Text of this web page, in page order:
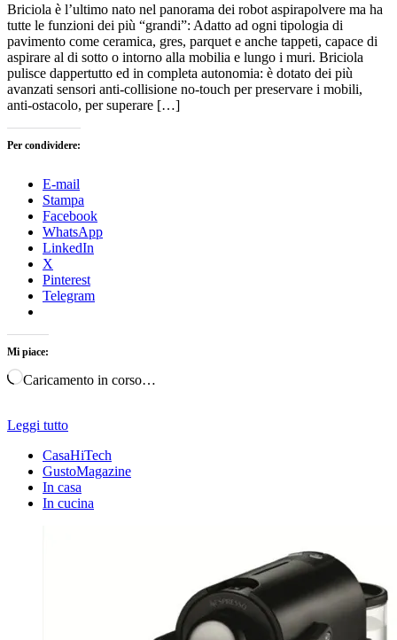
Briciola è l’ultimo nato nel panorama dei robot aspirapolvere ma ha
tutte le funzioni dei più “grandi”: Adatto ad ogni tipologia di
pavimento come ceramica, gres, parquet e anche tappeti, capace di
aspirare al di sotto o intorno alla mobilia e lungo i muri. Briciola
pulisce dappertutto ed in completa autonomia: è dotato dei più
avanzati sensori anti-collisione no-touch per preservare i mobili,
anti-ostacolo, per superare […]
Per condividere:
E-mail
Stampa
Facebook
WhatsApp
LinkedIn
X
Pinterest
Telegram
Mi piace:
Caricamento in corso…
Leggi tutto
CasaHiTech
GustoMagazine
In casa
In cucina